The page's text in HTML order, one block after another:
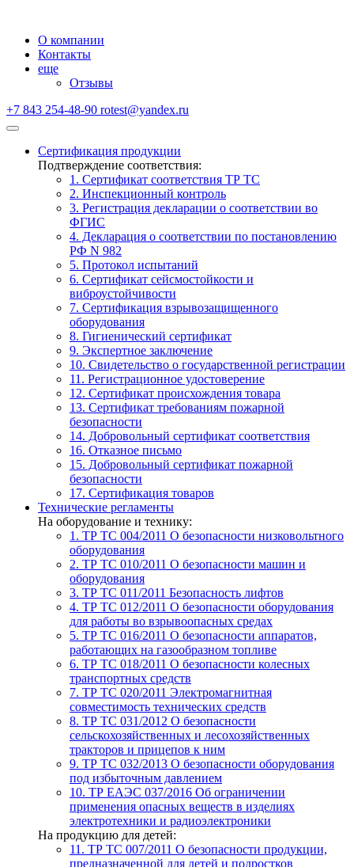
О компании
Контакты
еще
Отзывы
+7 843 254-48-90 rotest@yandex.ru
Сертификация продукции
Подтверждение соответствия:
1. Сертификат соответствия ТР ТС
2. Инспекционный контроль
3. Регистрация декларации о соответствии во
ФГИС
4. Декларация о соответствии по постановлению
РФ N 982
5. Протокол испытаний
6. Сертификат сейсмостойкости и
виброустойчивости
7. Сертификация взрывозащищенного
оборудования
8. Гигиенический сертификат
9. Экспертное заключение
10. Свидетельство о государственной регистрации
11. Регистрационное удостоверение
12. Сертификат происхождения товара
13. Сертификат требованиям пожарной
безопасности
14. Добровольный сертификат соответствия
16. Отказное письмо
15. Добровольный сертификат пожарной
безопасности
17. Сертификация товаров
Технические регламенты
На оборудование и технику:
1. ТР ТС 004/2011 О безопасности низковольтного
оборудования
2. ТР ТС 010/2011 О безопасности машин и
оборудования
3. ТР ТС 011/2011 Безопасность лифтов
4. ТР ТС 012/2011 О безопасности оборудования
для работы во взрывоопасных средах
5. ТР ТС 016/2011 О безопасности аппаратов,
работающих на газообразном топливе
6. ТР ТС 018/2011 О безопасности колесных
транспортных средств
7. TР ТС 020/2011 Электромагнитная
совместимость технических средств
8. ТР ТС 031/2012 О безопасности
сельскохозяйственных и лесохозяйственных
тракторов и прицепов к ним
9. ТР ТС 032/2013 О безопасности оборудования
под избыточным давлением
10. ТР ЕАЭС 037/2016 Об ограничении
применения опасных веществ в изделиях
электротехники и радиоэлектроники
На продукцию для детей:
11. ТР ТС 007/2011 О безопасности продукции,
предназначенной для детей и подростков